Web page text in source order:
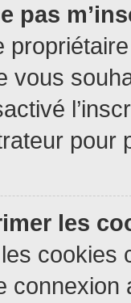
pas
vous
les
cookies